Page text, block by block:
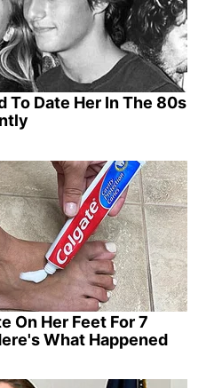
To Date Her In The 80s
On Her Feet For 7
What Happened